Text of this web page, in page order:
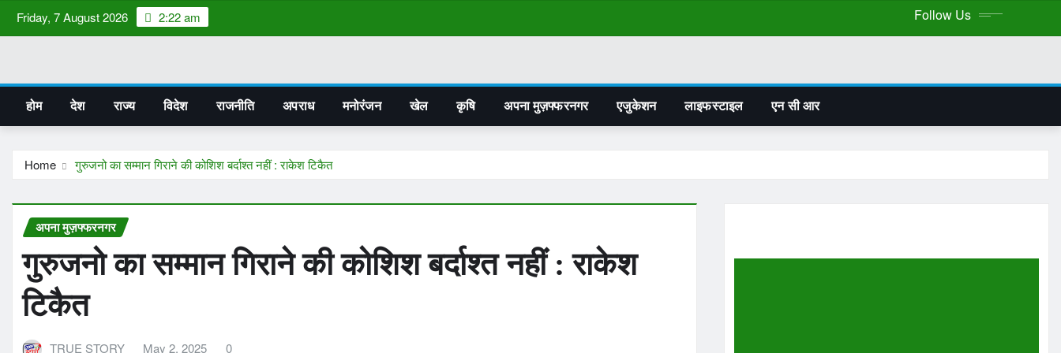
SkipFriday, 7 August 2026 2:22 am Follow Us
होम देश राज्य विदेश राजनीति अपराध मनोरंजन खेल कृषि अपना मुज़फ्फरनगर एजुकेशन लाइफस्टाइल एन सी आर
Home गुरुजनो का सम्मान गिराने की कोशिश बर्दाश्त नहीं : राकेश टिकैत
अपना मुज़फ्फरनगर
गुरुजनो का सम्मान गिराने की कोशिश बर्दाश्त नहीं : राकेश
टिकैत
TRUE STORY May 2, 2025 0